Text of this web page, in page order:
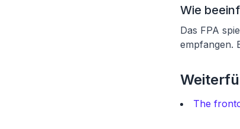
Wie
Das FPA
empfangen.
The